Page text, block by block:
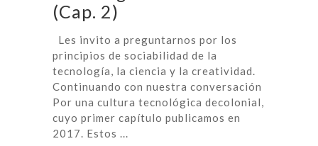
(Cap. 2)
Les invito a preguntarnos por los
principios de sociabilidad de la
tecnología, la ciencia y la creatividad.
Continuando con nuestra conversación
Por una cultura tecnológica decolonial,
cuyo primer capítulo publicamos en
2017. Estos ...